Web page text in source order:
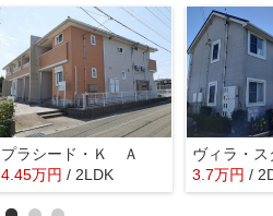
プラシード・Ｋ Ａ
4.45万円 / 2LDK 3.7万円 /